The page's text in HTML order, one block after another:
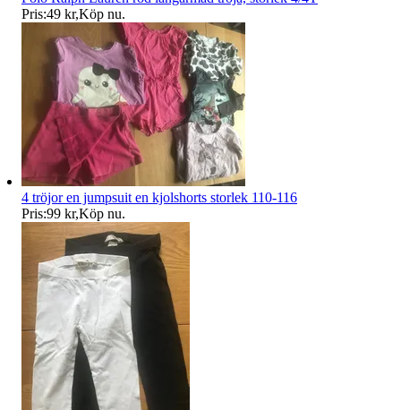
Pris:49 kr,Köp nu.
4 tröjor en jumpsuit en kjolshorts storlek 110-116
Pris:99 kr,Köp nu.